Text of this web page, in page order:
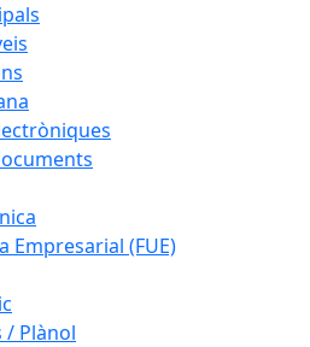
Empresarial (FUE)
/ Plànol